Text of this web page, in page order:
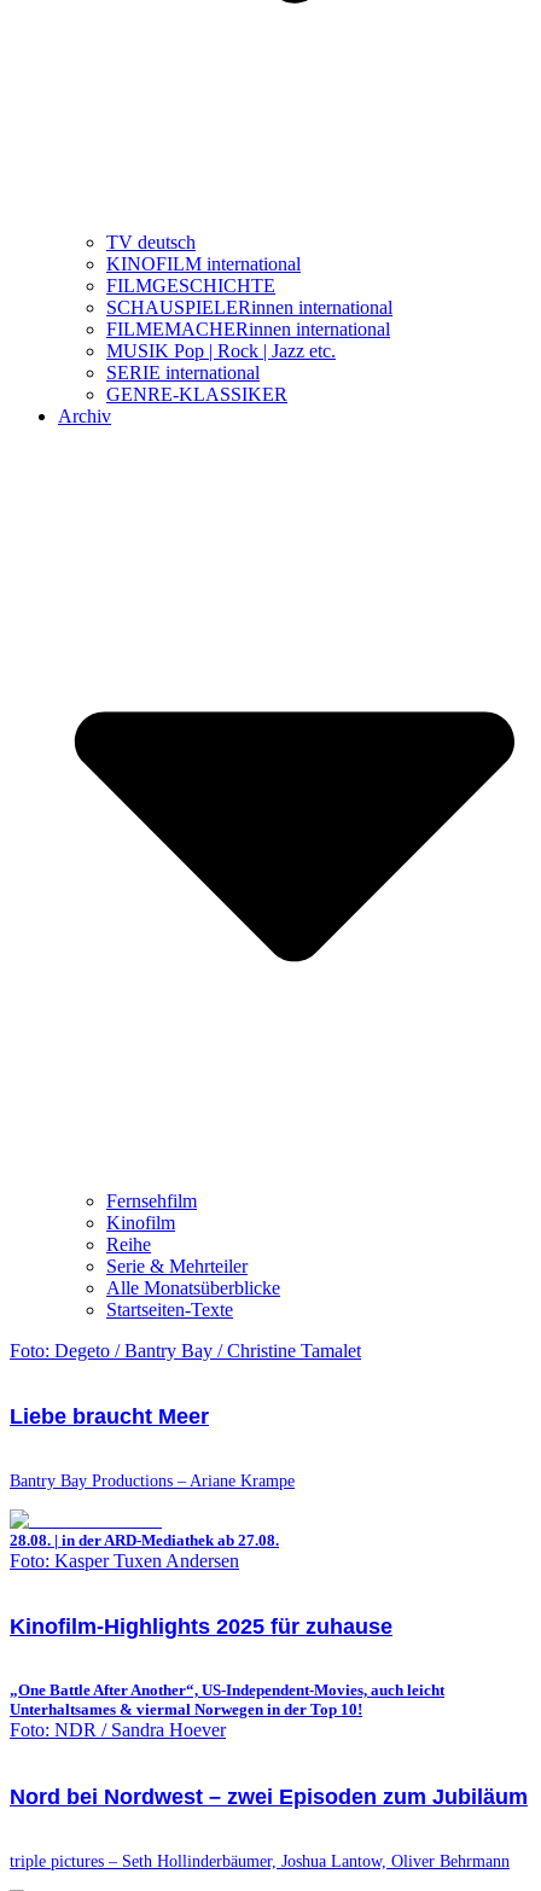
TV deutsch
KINOFILM international
FILMGESCHICHTE
SCHAUSPIELERinnen international
FILMEMACHERinnen international
MUSIK Pop | Rock | Jazz etc.
SERIE international
GENRE-KLASSIKER
Archiv
Fernsehfilm
Kinofilm
Reihe
Serie & Mehrteiler
Alle Monatsüberblicke
Startseiten-Texte
Foto: Degeto / Bantry Bay / Christine Tamalet
Liebe braucht Meer
Bantry Bay Productions – Ariane Krampe
28.08. | in der ARD-Mediathek ab 27.08.
Foto: Kasper Tuxen Andersen
Kinofilm-Highlights 2025 für zuhause
„One Battle After Another“, US-Independent-Movies, auch leicht
Unterhaltsames & viermal Norwegen in der Top 10!
Foto: NDR / Sandra Hoever
Nord bei Nordwest – zwei Episoden zum Jubiläum
triple pictures – Seth Hollinderbäumer, Joshua Lantow, Oliver Behrmann